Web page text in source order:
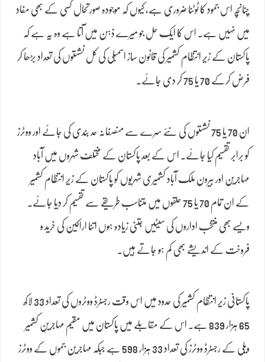
چنانچہ اس جمود کا ٹوٹنا ضروری ہے، کیوں کہ موجودہ صورتحال کسی کے بھی مفاد
میں نہیں ہے۔ اس کا ایک حل جو میرے ذہن میں آتا ہے وہ یہ ہے کہ
پاکستان کے زیر انتظام کشمیر کی قانون ساز اسمبلی کی کل نشستوں کی تعداد بڑھا کر
فرض کرکے 70 یا 75 کر دی جائے۔
ان 70 یا 75 نشستوں کی نئے سرے سے منصفانہ حد بندی کی جائے اور ووٹرز
کو برابر تقسیم کیا جائے۔ اس کے بعد پاکستان کے مختلف شہروں میں آباد
مہاجرین اور بیرون ملک آباد کشمیری شہریوں کو پاکستان کے زیر انتظام کشمیر
کے ان تمام 70 یا 75 حلقوں میں متناسب طریقے سے تقسیم کر دیا جائے۔
ویسے بھی منتخب اداروں کی سیٹیں جتنی زیادہ ہوں اتنا اراکین کی خرید و
فروخت کے اندیشے بھی کم ہو جاتے ہیں۔
پاکستانی زیر انتظام کشمیر کی حدود میں اس وقت رجسٹرڈ ووٹروں کی تعداد 33 لاکھ
65 ہزار 839 ہے۔ اس کے مقابلے میں پاکستان میں مقیم مہاجرینِ کشمیر
ویلی کے رجسٹرڈ ووٹرز کی تعداد 33 ہزار 598 ہے جبکہ مہاجرین جموں کے ووٹرز